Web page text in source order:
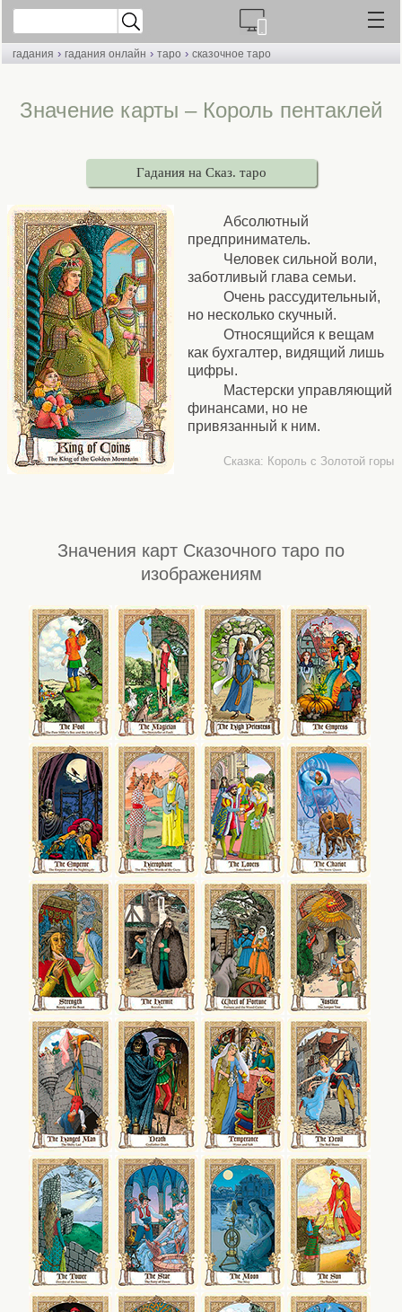
гадания › гадания онлайн › таро › сказочное таро
Значение карты – Король пентаклей
Гадания на Сказ. таро
Абсолютный
предприниматель.
Человек сильной воли,
заботливый глава семьи.
Очень рассудительный,
но несколько скучный.
Относящийся к вещам
как бухгалтер, видящий лишь
цифры.
Мастерски управляющий
финансами, но не
привязанный к ним.
Сказка: Король с Золотой горы
Значения карт Сказочного таро по
изображениям